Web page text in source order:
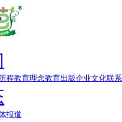
程教育理念教育出版企业文化联
报道